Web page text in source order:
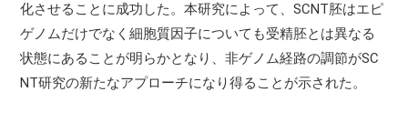
化させることに成功した。本研究によって、SCNT胚はエピ
ゲノムだけでなく細胞質因子についても受精胚とは異なる
状態にあることが明らかとなり、非ゲノム経路の調節がSC
NT研究の新たなアプローチになり得ることが示された。